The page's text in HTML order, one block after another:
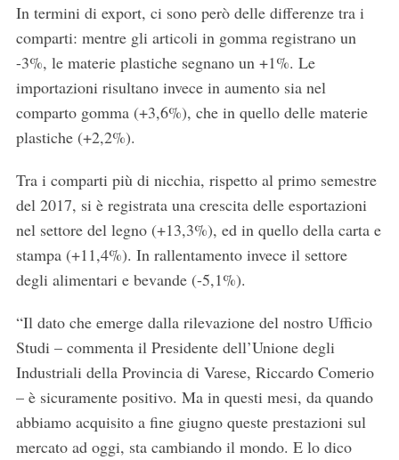
In termini di export, ci sono però delle differenze tra i
comparti: mentre gli articoli in gomma registrano un
-3%, le materie plastiche segnano un +1%. Le
importazioni risultano invece in aumento sia nel
comparto gomma (+3,6%), che in quello delle materie
plastiche (+2,2%).
Tra i comparti più di nicchia, rispetto al primo semestre
del 2017, si è registrata una crescita delle esportazioni
nel settore del legno (+13,3%), ed in quello della carta e
stampa (+11,4%). In rallentamento invece il settore
degli alimentari e bevande (-5,1%).
“Il dato che emerge dalla rilevazione del nostro Ufficio
Studi – commenta il Presidente dell’Unione degli
Industriali della Provincia di Varese, Riccardo Comerio
– è sicuramente positivo. Ma in questi mesi, da quando
abbiamo acquisito a fine giugno queste prestazioni sul
mercato ad oggi, sta cambiando il mondo. E lo dico
S
e
a
c
o
r